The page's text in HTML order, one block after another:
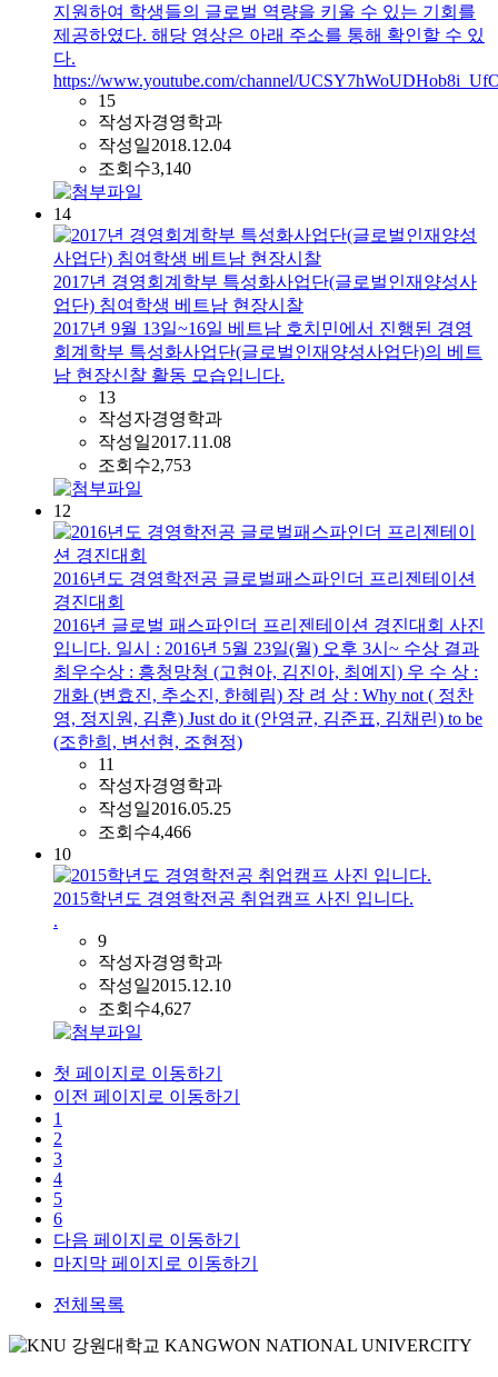
지원하여 학생들의 글로벌 역량을 키울 수 있는 기회를
제공하였다. 해당 영상은 아래 주소를 통해 확인할 수 있
다.
https://www.youtube.com/channel/
15
작성자경영학과
작성일2018.12.04
조회수3,140
14
2017년 경영회계학부 특성화사업단(글로벌인재양성사
업단) 침여학생 베트남 현장시찰
2017년 9월 13일~16일 베트남 호치민에서 진행된 경영
회계학부 특성화사업단(글로벌인재양성사업단)의 베트
남 현장신찰 활동 모습입니다.
13
작성자경영학과
작성일2017.11.08
조회수2,753
12
2016년도 경영학전공 글로벌패스파인더 프리젠테이션
경진대회
2016년 글로벌 패스파인더 프리젠테이션 경진대회 사진
입니다. 일시 : 2016년 5월 23일(월) 오후 3시~ 수상 결과
최우수상 : 흥청망청 (고현아, 김진아, 최예지) 우 수 상 :
개화 (변효진, 추소진, 한혜림) 장 려 상 : Why not ( 정찬
영, 정지원, 김훈) Just do it (안영균, 김준표, 김채린) to be
(조한희, 변선현, 조현정)
11
작성자경영학과
작성일2016.05.25
조회수4,466
10
2015학년도 경영학전공 취업캠프 사진 입니다.
.
9
작성자경영학과
작성일2015.12.10
조회수4,627
첫 페이지로 이동하기
이전 페이지로 이동하기
1
2
3
4
5
6
다음 페이지로 이동하기
마지막 페이지로 이동하기
전체목록